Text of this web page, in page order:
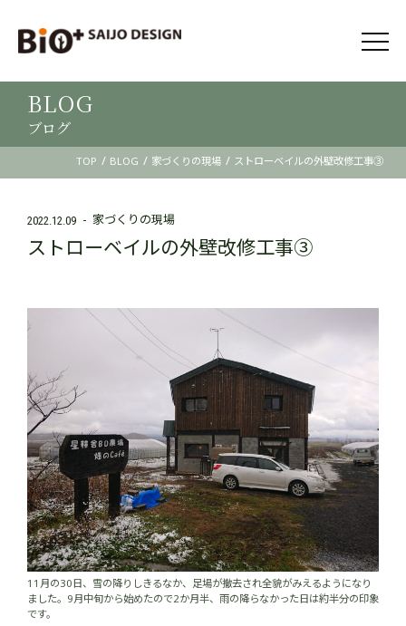
BLOG
ブログ
TOP / BLOG / 家づくりの現場 / ストローベイルの外壁改修工事③
2022.12.09 家づくりの現場
ストローベイルの外壁改修工事③
11月の30日、雪の降りしきるなか、足場が撤去され全貌がみえるようになり
ました。9月中旬から始めたので2か月半、雨の降らなかった日は約半分の印象
です。